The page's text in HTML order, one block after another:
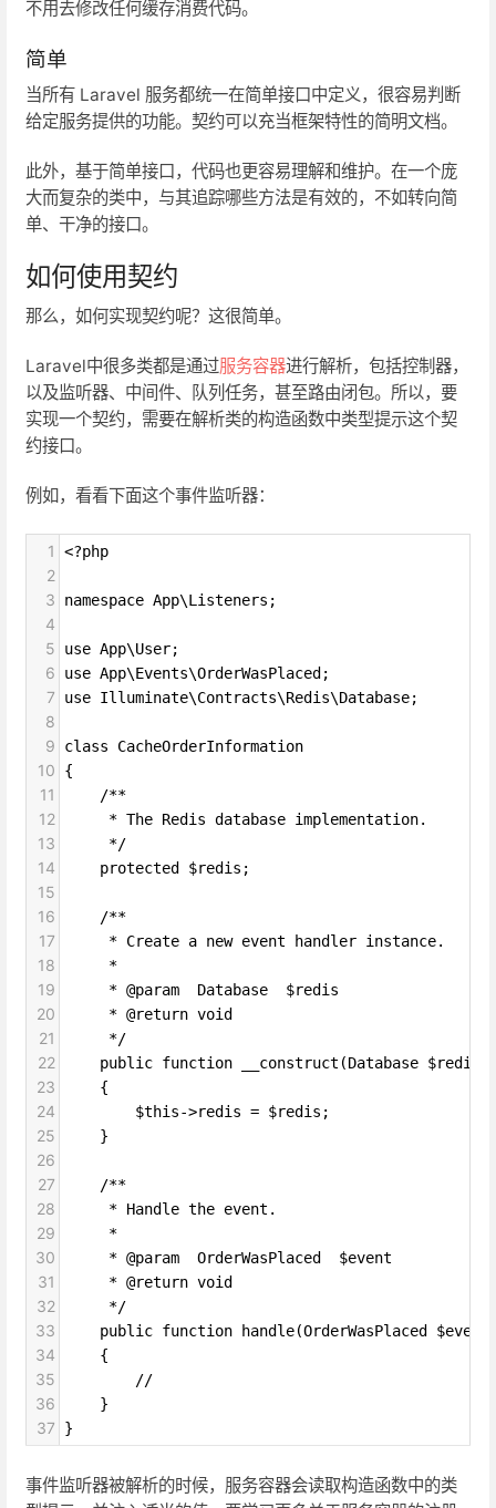
不用去修改任何缓存消费代码。
简单
当所有 Laravel 服务都统一在简单接口中定义，很容易判断
给定服务提供的功能。契约可以充当框架特性的简明文档。
此外，基于简单接口，代码也更容易理解和维护。在一个庞
大而复杂的类中，与其追踪哪些方法是有效的，不如转向简
单、干净的接口。
如何使用契约
那么，如何实现契约呢？这很简单。
Laravel中很多类都是通过服务容器进行解析，包括控制器，
以及监听器、中间件、队列任务，甚至路由闭包。所以，要
实现一个契约，需要在解析类的构造函数中类型提示这个契
约接口。
例如，看看下面这个事件监听器：
1 <?php
2
3
namespace App\Listeners;
4
5
use App\User;
6 use App\Events\OrderWasPlaced;
7 use Illuminate\Contracts\Redis\Database;
8
9
class CacheOrderInformation
10 {
11
    /**
12
     * The Redis database implementation.
13
     */
14
    protected $redis;
15
16
    /**
17
     * Create a new event handler instance.
18
     *
19
     * @param  Database  $redis
20
     * @return void
21
     */
22
    public function __construct(Database $redis)
23
    {
24
        $this->redis = $redis;
25
    }
26
27
    /**
28
     * Handle the event.
29
     *
30
     * @param  OrderWasPlaced  $event
31
     * @return void
32
     */
33
public function handle(OrderWasPlaced
34
    {
35
        //
36
    }
37 }
事件监听器被解析的时候，服务容器会读取构造函数中的类